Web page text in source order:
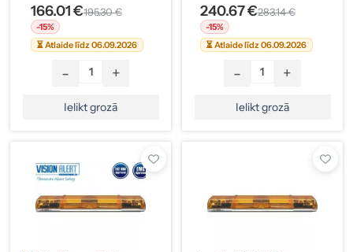
166.01 €195.30 €
-15%
⏳ Atlaide līdz 06.09.2026
- +
Ielikt grozā
240.67 €283.14 €
-15%
⏳ Atlaide līdz 06.09.2026
- +
Ielikt grozā